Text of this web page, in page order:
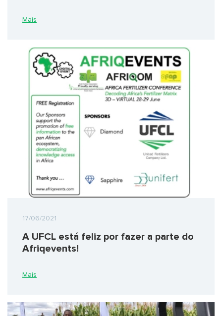
Mais
17/06/2021
A UFCL está feliz por fazer a parte do
Afriqevents!
Mais